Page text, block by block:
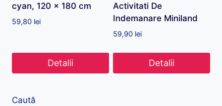
cyan, 120 x 180 cm
59,80 lei
Detalii
Activitati De
Indemanare Miniland
59,90 lei
Detalii
Caută